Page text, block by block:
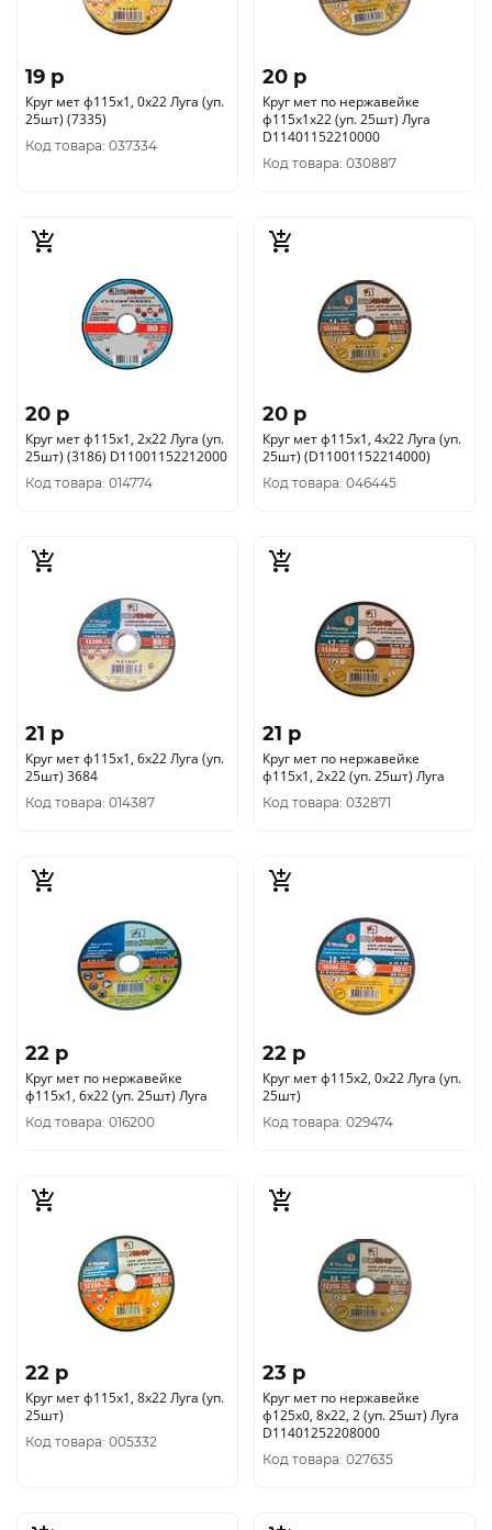
19 p
Круг мет ф115х1, 0х22 Луга (уп.
25шт) (7335)
Код товара: 037334
20 p
Круг мет по нержавейке
ф115х1х22 (уп. 25шт) Луга
D11401152210000
Код товара: 030887
20 p
Круг мет ф115х1, 2х22 Луга (уп.
25шт) (3186) D11001152212000
Код товара: 014774
20 p
Круг мет ф115х1, 4х22 Луга (уп.
25шт) (D11001152214000)
Код товара: 046445
21 p
Круг мет ф115х1, 6х22 Луга (уп.
25шт) 3684
Код товара: 014387
21 p
Круг мет по нержавейке
ф115х1, 2х22 (уп. 25шт) Луга
Код товара: 032871
22 p
Круг мет по нержавейке
ф115х1, 6х22 (уп. 25шт) Луга
Код товара: 016200
22 p
Круг мет ф115х2, 0х22 Луга (уп.
25шт)
Код товара: 029474
22 p
Круг мет ф115х1, 8х22 Луга (уп.
25шт)
Код товара: 005332
23 p
Круг мет по нержавейке
ф125х0, 8х22, 2 (уп. 25шт) Луга
D11401252208000
Код товара: 027635